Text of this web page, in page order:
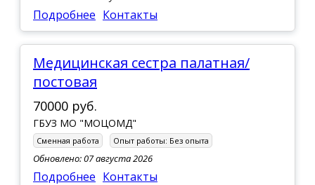
Подробнее Контакты
Медицинская сестра палатная/
постовая
70000 руб.
ГБУЗ МО "МОЦОМД"
Сменная работа Опыт работы: Без опыта
Обновлено: 07 августа 2026
Подробнее Контакты